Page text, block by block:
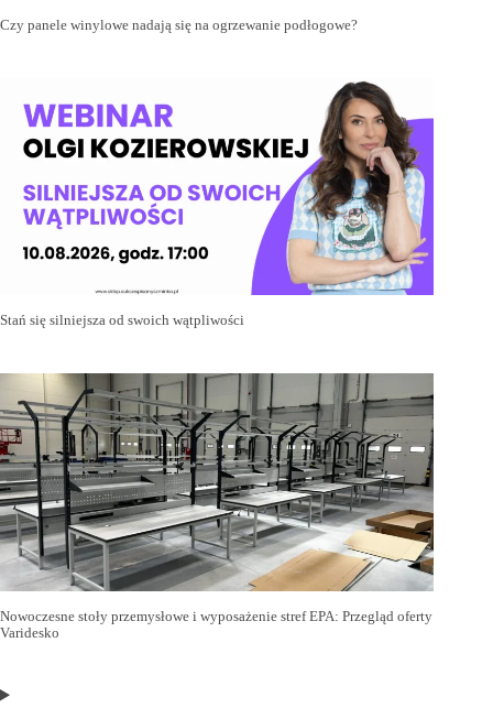
Czy panele winylowe nadają się na ogrzewanie podłogowe?
Stań się silniejsza od swoich wątpliwości
Nowoczesne stoły przemysłowe i wyposażenie stref EPA: Przegląd oferty
Varidesko